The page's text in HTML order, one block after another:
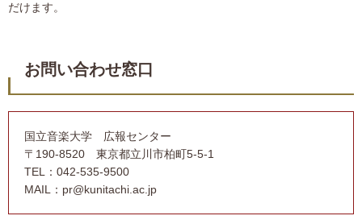
だけます。
お問い合わせ窓口
国立音楽大学 広報センター
〒190-8520 東京都立川市柏町5-5-1
TEL：042-535-9500
MAIL：pr@kunitachi.ac.jp